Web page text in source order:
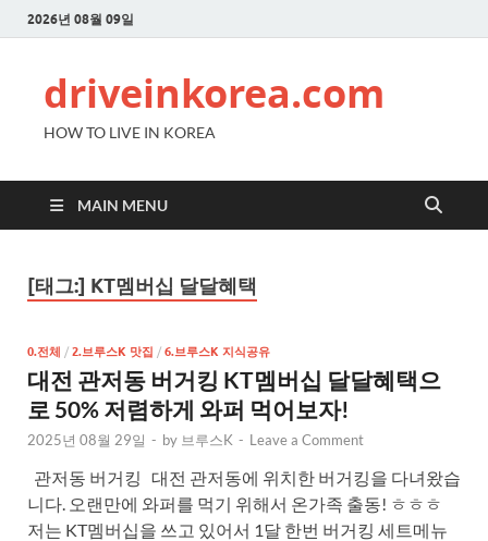
2026년 08월 09일
driveinkorea.com
HOW TO LIVE IN KOREA
MAIN MENU
[태그:] KT멤버십 달달혜택
0.전체 / 2.브루스K 맛집 / 6.브루스K 지식공유
대전 관저동 버거킹 KT멤버십 달달혜택으
로 50% 저렴하게 와퍼 먹어보자!
2025년 08월 29일 - by 브루스K - Leave a Comment
관저동 버거킹 대전 관저동에 위치한 버거킹을 다녀왔습
니다. 오랜만에 와퍼를 먹기 위해서 온가족 출동! ㅎㅎㅎ
저는 KT멤버십을 쓰고 있어서 1달 한번 버거킹 세트메뉴